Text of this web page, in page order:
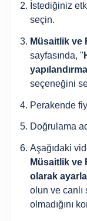
İstediğiniz
seçin.
Müsaitlik ve
sayfasında, "
seçeneğini
Perakende
Doğrulama
Aşağıdaki
Müsaitlik ve
olarak ayarla
olun ve canlı
olmadığını